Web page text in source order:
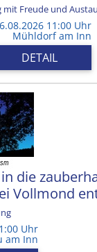
mit Freude und
11:00 Uhr
Mühldorf am Inn
DETAIL
in die
Vollmond
Uhr
am Inn